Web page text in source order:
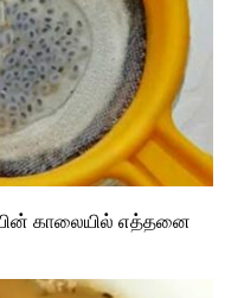
பின் காலையில் எத்தனை